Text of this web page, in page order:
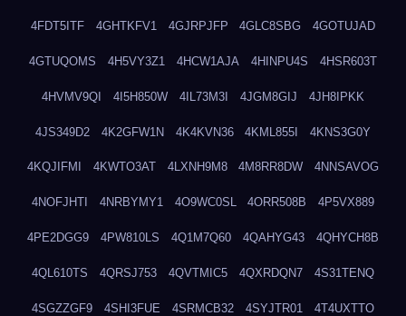
4FDT5ITF 4GHTKFV1 4GJRPJFP 4GLC8SBG 4GOTUJAD
4GTUQOMS 4H5VY3Z1 4HCW1AJA 4HINPU4S 4HSR603T
4HVMV9QI 4I5H850W 4IL73M3I 4JGM8GIJ 4JH8IPKK
4JS349D2 4K2GFW1N 4K4KVN36 4KML855I 4KNS3G0Y
4KQJIFMI 4KWTO3AT 4LXNH9M8 4M8RR8DW 4NNSAVOG
4NOFJHTI 4NRBYMY1 4O9WC0SL 4ORR508B 4P5VX889
4PE2DGG9 4PW810LS 4Q1M7Q60 4QAHYG43 4QHYCH8B
4QL610TS 4QRSJ753 4QVTMIC5 4QXRDQN7 4S31TENQ
4SGZZGF9 4SHI3FUE 4SRMCB32 4SYJTR01 4T4UXTTO